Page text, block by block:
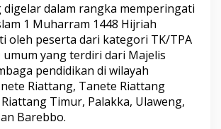
digelar dalam rangka memperingati
1 Muharram 1448 Hijriah
oleh peserta dari kategori TK/TPA
yang terdiri dari Majelis
pendidikan di wilayah
Riattang, Tanete Riattang
Timur, Palakka, Ulaweng,
Barebbo.